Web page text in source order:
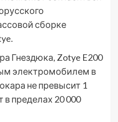
сборке
Гнездюка, Zotye E200
электромобилем в
не превысит 1
в пределах 20 000